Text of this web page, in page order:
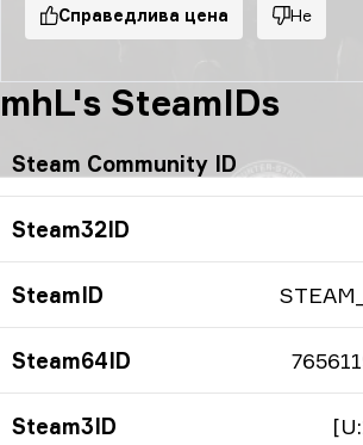
Справедлива цена Не
mhL's SteamIDs
Steam Community ID
Steam32ID
SteamID
Steam64ID
Steam3ID